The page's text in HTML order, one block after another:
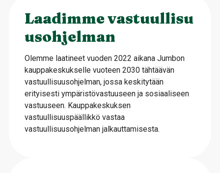
Laadimme vastuullisu
usohjelman
Olemme laatineet vuoden 2022 aikana Jumbon
kauppakeskukselle vuoteen 2030 tähtäävän
vastuullisuusohjelman, jossa keskitytään
erityisesti ympäristövastuuseen ja sosiaaliseen
vastuuseen. Kauppakeskuksen
vastuullisuuspäällikkö vastaa
vastuullisuusohjelman jalkauttamisesta.